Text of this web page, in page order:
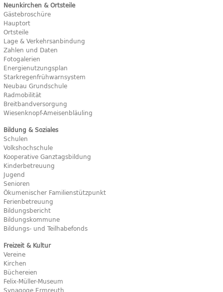
Neunkirchen & Ortsteile
Gästebroschüre
Hauptort
Ortsteile
Lage & Verkehrsanbindung
Zahlen und Daten
Fotogalerien
Energienutzungsplan
Starkregenfrühwarnsystem
Neubau Grundschule
Radmobilität
Breitbandversorgung
Wiesenknopf-Ameisenbläuling
Bildung & Soziales
Schulen
Volkshochschule
Kooperative Ganztagsbildung
Kinderbetreuung
Jugend
Senioren
Ökumenischer Familienstützpunkt
Ferienbetreuung
Bildungsbericht
Bildungskommune
Bildungs- und Teilhabefonds
Freizeit & Kultur
Vereine
Kirchen
Büchereien
Felix-Müller-Museum
Synagoge Ermreuth